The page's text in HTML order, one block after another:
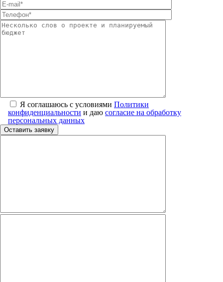
Я соглашаюсь с условиями Политики
конфиденциальности и даю согласие на обработку
персональных данных